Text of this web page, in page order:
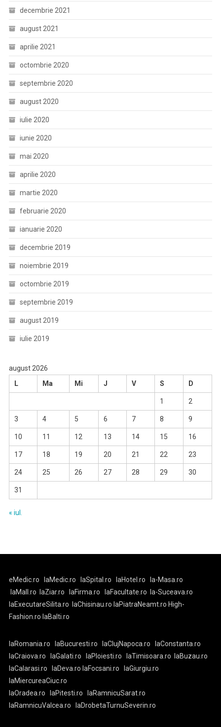
decembrie 2021
august 2021
aprilie 2021
octombrie 2020
septembrie 2020
august 2020
iulie 2020
iunie 2020
mai 2020
aprilie 2020
martie 2020
februarie 2020
ianuarie 2020
decembrie 2019
noiembrie 2019
octombrie 2019
septembrie 2019
august 2019
iulie 2019
august 2026
L
Ma Mi J V S D
1 2
3 4 5 6 7 8 9
10 11 12 13 14 15 16
17 18 19 20 21 22 23
24 25 26 27 28 29 30
31
« iul.
eMedic.ro laMedic.ro laSpital.ro laHotel.ro
la-Masa.ro
laMall.ro
laZiar.ro laFirma.ro laFacultate.ro
la-Suceava.ro
laExecutareSilita.ro
laChisinau.ro laPiatraNeamt.ro High-
Fashion.ro laBalti.ro
laRomania.ro laBucuresti.ro laClujNapoca.ro
laConstanta.ro
laCraiova.ro
laGalati.ro laPloiesti.ro laTimisoara.ro
laBuzau.ro
laCalarasi.ro
laDeva.ro laFocsani.ro
laGiurgiu.ro
laMiercureaCiuc.ro
laOradea.ro
laPitesti.ro
laRamnicuSarat.ro
laRamnicuValcea.ro
laDrobetaTurnuSeverin.ro